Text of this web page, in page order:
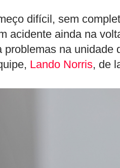
difícil, sem
acidente ainda na
problemas na
Lando Norris, de